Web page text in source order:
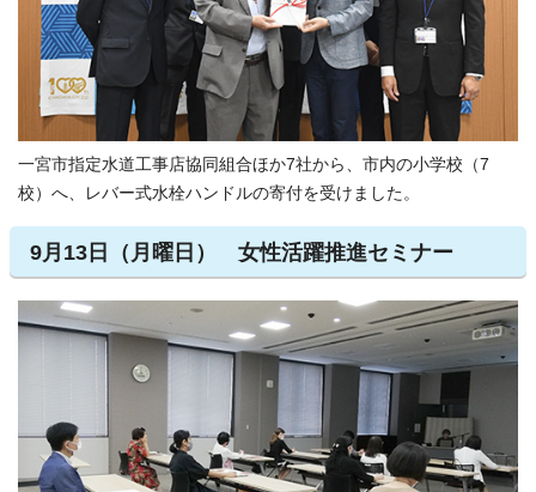
一宮市指定水道工事店協同組合ほか7社から、市内の小学校（7
校）へ、レバー式水栓ハンドルの寄付を受けました。
9月13日（月曜日） 女性活躍推進セミナー